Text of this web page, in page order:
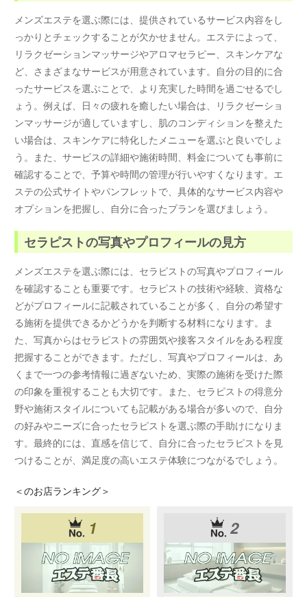
メンズエステを選ぶ際には、提供されているサービス内容をし
っかりとチェックすることが欠かせません。エステによって、
リラクゼーションマッサージやアロマセラピー、スキンケアな
ど、さまざまなサービスが用意されています。自分の目的に合
ったサービスを選ぶことで、より充実した時間を過ごせるでし
ょう。例えば、日々の疲れを癒したい場合は、リラクゼーショ
ンマッサージが適していますし、肌のコンディションを整えた
い場合は、スキンケアに特化したメニューを選ぶと良いでしょ
う。また、サービスの詳細や施術時間、料金についても事前に
確認することで、予算や時間の管理が行いやすくなります。エ
ステの公式サイトやパンフレットで、具体的なサービス内容や
オプションを把握し、自分に合ったプランを選びましょう。
セラピストの写真やプロフィールの見方
メンズエステを選ぶ際には、セラピストの写真やプロフィール
を確認することも重要です。セラピストの技術や経験、資格な
どがプロフィールに記載されていることが多く、自分の希望す
る施術を提供できるかどうかを判断する材料になります。ま
た、写真からはセラピストの雰囲気や接客スタイルをある程度
把握することができます。ただし、写真やプロフィールは、あ
くまで一つの参考情報に過ぎないため、実際の施術を受けた際
の印象を重視することも大切です。また、セラピストの得意分
野や施術スタイルについても記載がある場合が多いので、自分
の好みやニーズに合ったセラピストを選ぶ際の手助けになりま
す。最終的には、直感を信じて、自分に合ったセラピストを見
つけることが、満足度の高いエステ体験につながるでしょう。
＜のお店ランキング＞
1 2